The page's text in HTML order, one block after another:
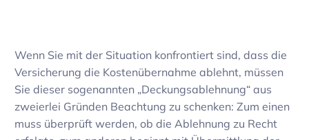
Wenn Sie mit der Situa­tion konfron­tiert sind, dass die
Versi­che­rung die Kosten­über­nahme ablehnt, müssen
Sie dieser soge­nannten „Deckungs­ab­leh­nung“ aus
zwei­erlei Gründen Beach­tung zu schenken: Zum einen
muss über­prüft werden, ob die Ableh­nung zu Recht